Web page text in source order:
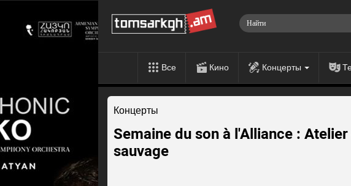
Все Кино Концерты
Концерты
Semaine du son à l'Alliance :
sauvage